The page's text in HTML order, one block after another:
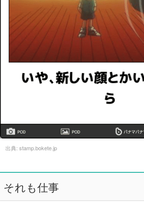
出典: stamp.bokete.jp
それも仕事